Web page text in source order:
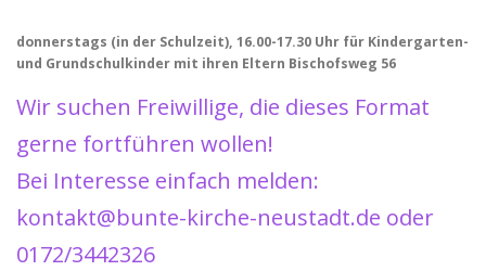
donnerstags (in der Schulzeit), 16.00-17.30 Uhr für Kindergarten-
und Grundschulkinder mit ihren Eltern Bischofsweg 56
Wir suchen Freiwillige, die dieses Format
gerne fortführen wollen!
Bei Interesse einfach melden:
kontakt@bunte-kirche-neustadt.de oder
0172/3442326